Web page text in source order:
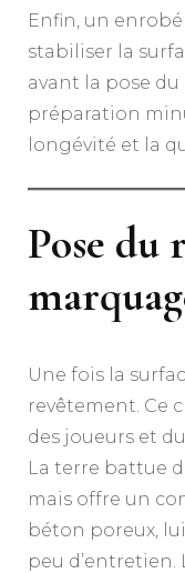
Enfin, un
stabiliser la
avant la pose
préparation
longévité et la
Pose du
Une fois la
revêtement. Ce
des joueurs et
La terre battue
mais offre un
béton poreux,
peu d’entretien.